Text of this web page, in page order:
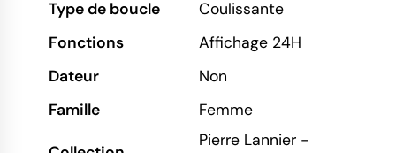
Type de boucle
Coulissante
Fonctions
Affichage 24H
Dateur
Non
Famille
Femme
Pierre Lannier -